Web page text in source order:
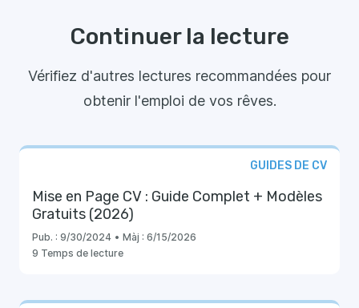
Continuer la lecture
Vérifiez d'autres lectures recommandées pour
obtenir l'emploi de vos rêves.
GUIDES DE CV
Mise en Page CV : Guide Complet + Modèles
Gratuits (2026)
Pub. : 9/30/2024 • Màj : 6/15/2026
9 Temps de lecture